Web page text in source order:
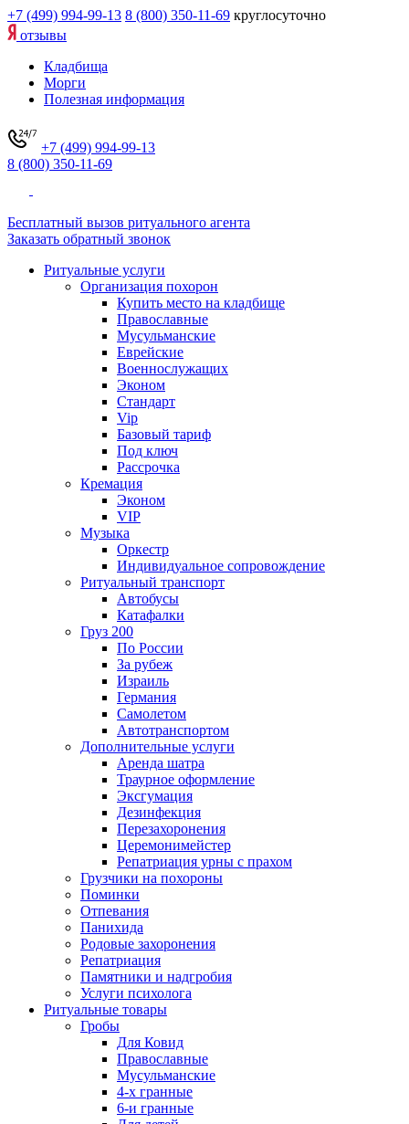
+7 (499) 994-99-13 8 (800) 350-11-69 круглосуточно
отзывы
Кладбища
Морги
Полезная информация
+7 (499) 994-99-13
8 (800) 350-11-69
Бесплатный вызов ритуального агента
Заказать обратный звонок
Ритуальные услуги
Организация похорон
Купить место на кладбище
Православные
Мусульманские
Еврейские
Военнослужащих
Эконом
Стандарт
Vip
Базовый тариф
Под ключ
Рассрочка
Кремация
Эконом
VIP
Музыка
Оркестр
Индивидуальное сопровождение
Ритуальный транспорт
Автобусы
Катафалки
Груз 200
По России
За рубеж
Израиль
Германия
Самолетом
Автотранспортом
Дополнительные услуги
Аренда шатра
Траурное оформление
Эксгумация
Дезинфекция
Перезахоронения
Церемонимейстер
Репатриация урны с прахом
Грузчики на похороны
Поминки
Отпевания
Панихида
Родовые захоронения
Репатриация
Памятники и надгробия
Услуги психолога
Ритуальные товары
Гробы
Для Ковид
Православные
Мусульманские
4-х гранные
6-и гранные